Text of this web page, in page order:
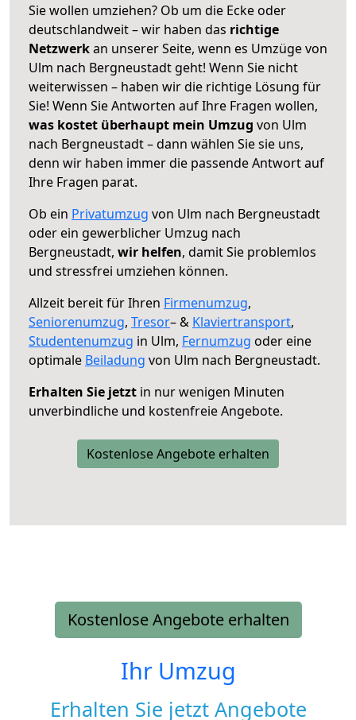
Sie wollen umziehen? Ob um die Ecke oder
deutschlandweit – wir haben das richtige
Netzwerkan unserer Seite, wenn es Umzüge von
Ulm nach Bergneustadt geht! Wenn Sie nicht
weiterwissen – haben wir die richtige Lösung für
Sie! Wenn Sie Antworten auf Ihre Fragen wollen,
was kostet überhaupt mein Umzug von Ulm
nach Bergneustadt – dann wählen Sie sie uns,
denn wir haben immer die passende Antwort auf
Ihre Fragen parat.
Ob ein Privatumzug von Ulm nach Bergneustadt
oder ein gewerblicher Umzug nach
Bergneustadt, wir helfen, damit Sie problemlos
und stressfrei umziehen können.
Allzeit bereit für Ihren Firmenumzug,
Seniorenumzug, Tresor– & Klaviertransport,
Studentenumzug in Ulm, Fernumzug oder eine
optimale Beiladung von Ulm nach Bergneustadt.
Erhalten Sie jetzt in nur wenigen Minuten
unverbindliche und kostenfreie Angebote.
Kostenlose Angebote erhalten
Kostenlose Angebote erhalten
Ihr Umzug
Erhalten Sie jetzt Angebote